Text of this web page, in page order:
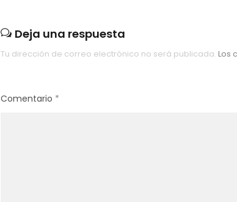
Deja una respuesta
Tu dirección de correo electrónico no será publicada. Los
Comentario *